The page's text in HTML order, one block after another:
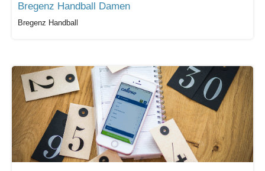
Bregenz Handball Damen
Bregenz Handball